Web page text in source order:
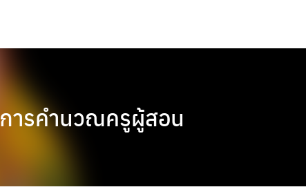
ารคำนวณครูผู้สอน